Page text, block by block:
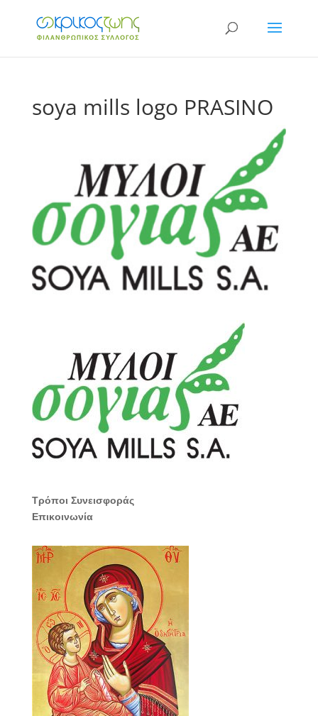
soya mills logo PRASINO
Τρόποι Συνεισφοράς
Επικοινωνία